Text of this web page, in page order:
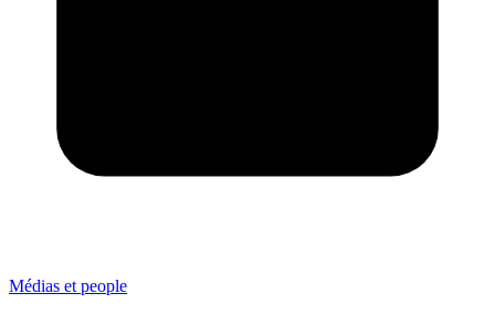
Médias et people